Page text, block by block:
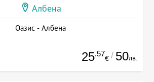
Албена
Оазис - Албена
25.57
€ / 50лв.